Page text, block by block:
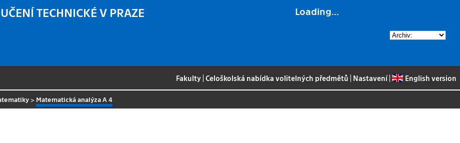
Loading...
TECHNICKÉ V PRAZE
Fakulty |Celoškolská nabídka volitelných předmětů Nastavení| English version
> Matematická analýza A 4